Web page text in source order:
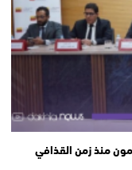
منذ زمن القذافي